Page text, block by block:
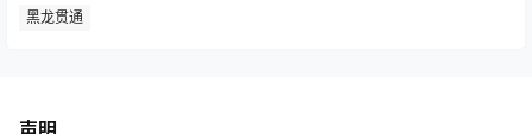
黑龙贯通
声明